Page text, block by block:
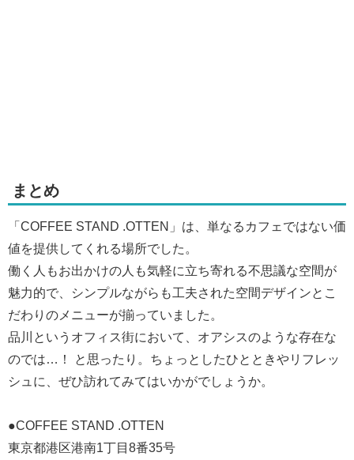
まとめ
「COFFEE STAND .OTTEN」は、単なるカフェではない価
値を提供してくれる場所でした。
働く人もお出かけの人も気軽に立ち寄れる不思議な空間が
魅力的で、シンプルながらも工夫された空間デザインとこ
だわりのメニューが揃っていました。
品川というオフィス街において、オアシスのような存在な
のでは…！ と思ったり。ちょっとしたひとときやリフレッ
シュに、ぜひ訪れてみてはいかがでしょうか。
●COFFEE STAND .OTTEN
東京都港区港南1丁目8番35号